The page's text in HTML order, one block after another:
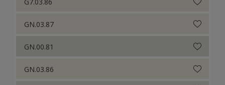
GN.03.87
GN.00.81
GN.03.86